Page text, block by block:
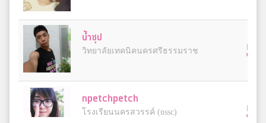
น้ำซุป
วิทยาลัยเทคนิคนครศรีธรรมราช 5
npetchpetch
โรงเรียนนครสวรรค์ (nssc) 5